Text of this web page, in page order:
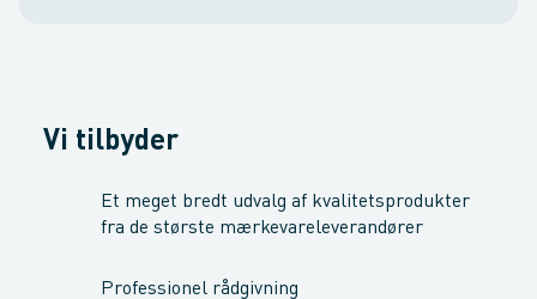
Roskilde
Middelfart
Thisted Randers
Vi tilbyder
Et meget bredt udvalg af kvalitetsprodukter
fra de største mærkevareleverandører
Professionel rådgivning